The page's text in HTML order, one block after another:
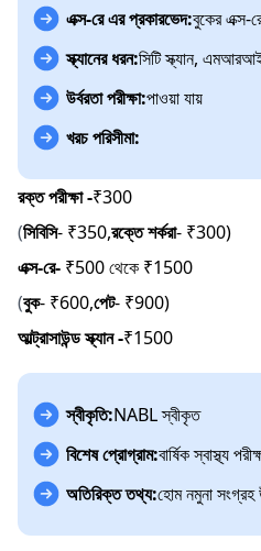
এক্স-রে এর প্রকারভেদ:বুকের এক্স-
স্ক্যানের ধরন:সিটি স্ক্যান, এমআরআই
উর্বরতা পরীক্ষা:পাওয়া যায়
খরচ পরিসীমা:
রক্ত পরীক্ষা -₹300
(সিবিসি- ₹350,রক্তে শর্করা- ₹300)
এক্স-রে- ₹500 থেকে ₹1500
(বুক- ₹600,পেট- ₹900)
আল্ট্রাসাউন্ড স্ক্যান -₹1500
স্বীকৃতি:NABL স্বীকৃত
বিশেষ প্রোগ্রাম:বার্ষিক স্বাস্থ্য
অতিরিক্ত তথ্য:হোম নমুনা